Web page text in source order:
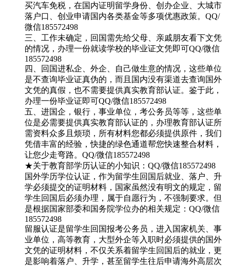
买汽车免税，在国内证明留学身份、创办企业、大城市
落户口、创业申请国内各类基金等多项优惠政策。QQ/
微信185572498
三、工作未确定，回国需先给父母、亲戚朋友看下文凭
的情况，办理一份就读学校的毕业证文凭即可QQ/微信
185572498
四、回国进私企、外企、自己做生意的情况，这些单位
是不查询毕业证真伪的，而且国内没有渠道去查询国外
文凭的真假，也不需要提供真实教育部认证。鉴于此，
办理一份毕业证即可QQ/微信185572498
五、进国企，银行，事业单位，考公务员等等，这些单
位是必需要提供真实教育部认证的，办理教育部认证所
需资料众多且烦琐，所有材料您都必须提供原件，我们
凭借丰富的经验，快捷的绿色通道帮您快速整合材料，
让您少走弯路。QQ/微信185572498
★关于教育部学历认证的小知识：QQ/微信185572498
国外学历学位认证，作为留学生回国后就业、落户、升
学必须提交的证明材料，国家虽然没有明文的规定，留
学生回国后必须办理，属于自愿行为，不强制要求。但
是根据国家部委和国务院学位办的相关规定：QQ/微信
185572498
留服认证是留学生回国报考公务员，进入国家机关、事
业单位，高等教育，大型外企等入职时必须提供的国外
文凭的证明材料，不仅关系着留学生回国后的就业，更
是影响着落户、升学，甚至留学生往后申请海外高层次